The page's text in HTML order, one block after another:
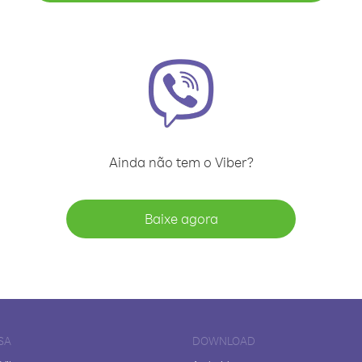
Ainda não tem o Viber?
Baixe agora
DOWNLOAD